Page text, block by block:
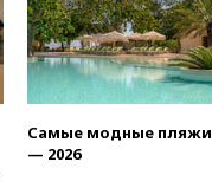
Самые модные пляжи
— 2026